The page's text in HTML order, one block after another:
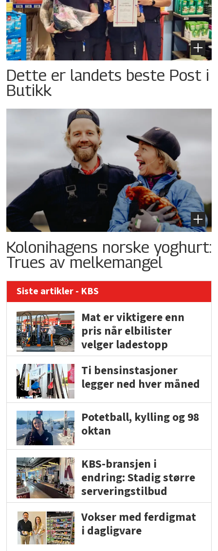
Dette er landets beste Post i
Butikk
Kolonihagens norske yoghurt:
Trues av melkemangel
Siste artikler - KBS
Mat er viktigere enn
pris når elbilister
velger ladestopp
Ti bensinstasjoner
legger ned hver måned
Potetball, kylling og 98
oktan
KBS-bransjen i
endring: Stadig større
serveringstilbud
Vokser med ferdigmat
i dagligvare